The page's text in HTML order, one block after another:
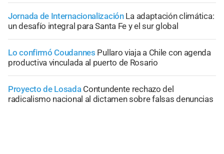
Jornada de Internacionalización La adaptación climática:
un desafío integral para Santa Fe y el sur global
Lo confirmó Coudannes Pullaro viaja a Chile con agenda
productiva vinculada al puerto de Rosario
Proyecto de Losada Contundente rechazo del
radicalismo nacional al dictamen sobre falsas denuncias